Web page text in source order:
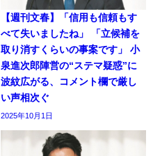
【週刊文春】「信用も信頼もす
べて失いましたね」 「立候補を
取り消すくらいの事案です」 小
泉進次郎陣営の“ステマ疑惑”に
波紋広がる、コメント欄で厳し
い声相次ぐ
2025年10月1日